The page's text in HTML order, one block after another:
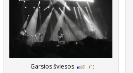
Garsios šviesos (1)